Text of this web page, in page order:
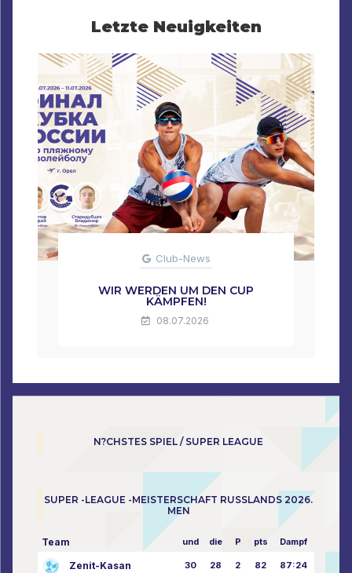
Letzte Neuigkeiten
Club-News
WIR WERDEN UM DEN CUP
KÄMPFEN!
08.07.2026
N?CHSTES SPIEL / SUPER LEAGUE
SUPER -LEAGUE -MEISTERSCHAFT RUSSLANDS 2026.
MEN
Team und die P pts Dampf
Zenit-Kasan 30 28 2 82 87:24